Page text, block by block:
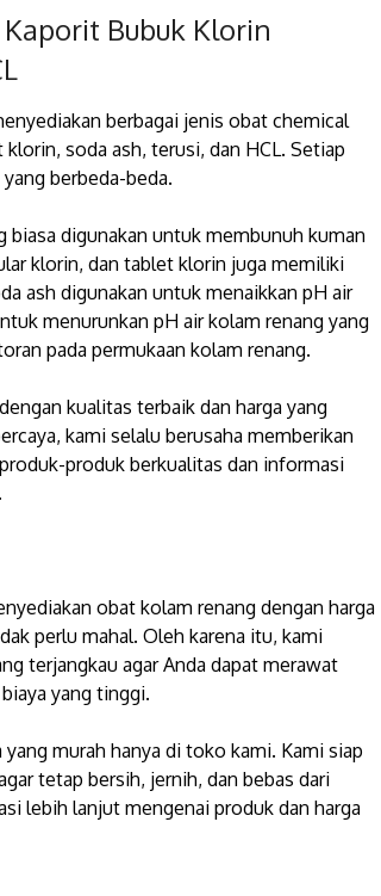
Bubuk Klorin
berbagai jenis obat chemical
soda ash, terusi, dan HCL. Setiap
berbeda-beda.
biasa digunakan untuk membunuh kuman
klorin, dan tablet klorin juga memiliki
ash digunakan untuk menaikkan pH air
menurunkan pH air kolam renang yang
pada permukaan kolam renang.
kualitas terbaik dan harga yang
kami selalu berusaha memberikan
produk berkualitas dan informasi
obat kolam renang dengan harga
perlu mahal. Oleh karena itu, kami
terjangkau agar Anda dapat merawat
yang tinggi.
murah hanya di toko kami. Kami siap
tetap bersih, jernih, dan bebas dari
lebih lanjut mengenai produk dan harga